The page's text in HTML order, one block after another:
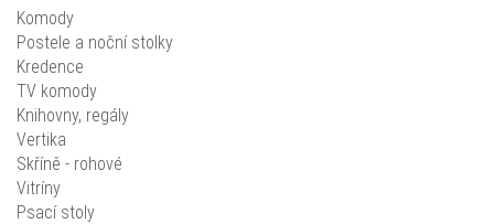
Komody
Postele a noční stolky
Kredence
TV komody
Knihovny, regály
Vertika
Skříně - rohové
Vitríny
Psací stoly